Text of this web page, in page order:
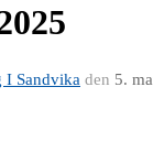
I Sandvika den 5.